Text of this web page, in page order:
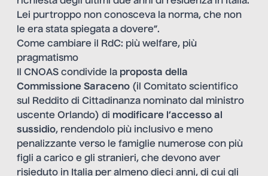
Lei purtroppo non conosceva la norma, che non
le era stata spiegata a dovere”.
Come cambiare il RdC: più welfare, più
pragmatismo
Il CNOAS condivide la proposta della
Commissione Saraceno (il Comitato scientifico
sul Reddito di Cittadinanza nominato dal ministro
uscente Orlando) di modificare l’accesso al
sussidio, rendendolo più inclusivo e meno
penalizzante verso le famiglie numerose con più
figli a carico e gli stranieri, che devono aver
risieduto in Italia per almeno dieci anni, di cui gli